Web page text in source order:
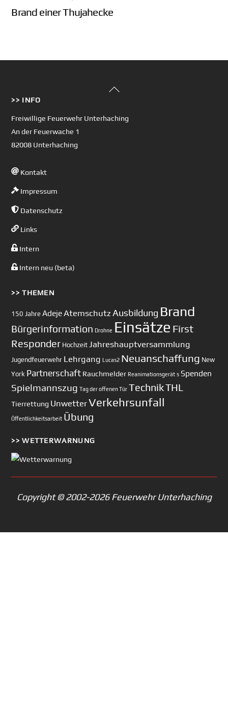
Brand einer Thujahecke
Back
>> INFO
Freiwillige Feuerwehr Unterhaching
An der Feuerwache 1
82008 Unterhaching
Kontakt
Impressum
Datenschutz
Links
Intern
Intern neu (beta)
>> THEMEN
150 Jahre AdejeAtemschutz Ausbildung Brand
Bürgerinformation Drohne Einsätze First
Responder Hochzeit Jahreshauptversammlung
Jugendfeuerwehr Lehrgang Lucas2 Neuanschaffung New
York Partnerschaft Rauchmelder Reanimationsgerät s Spenden
Spielmannszug Tag der offenen Tür TechnikTHL
Tierrettung UnwetterVerkehrsunfall
Öffentlichkeitsarbeit Übung
>> WETTERWARNUNG
Copyright © 2002-2026 Feuerwehr Unterhaching